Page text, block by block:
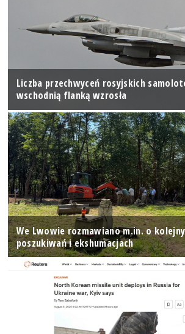
Liczba przechwyceń rosyjskich
wschodnią flanką wzrosła
We Lwowie rozmawiano m.in. o
poszukiwań i ekshumacjach